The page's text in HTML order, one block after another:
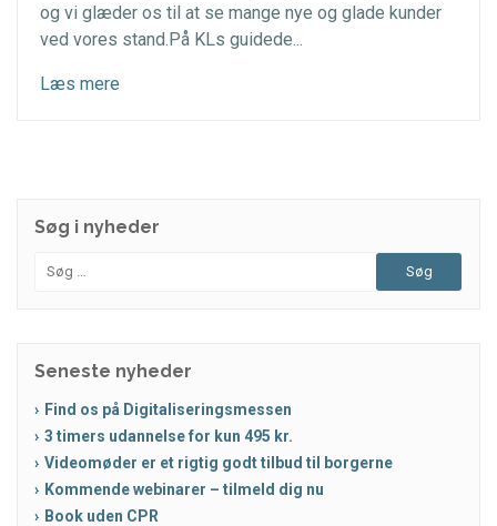
og vi glæder os til at se mange nye og glade kunder
ved vores stand.På KLs guidede...
Læs mere
Søg i nyheder
Søg
Seneste nyheder
Find os på Digitaliseringsmessen
3 timers udannelse for kun 495 kr.
Videomøder er et rigtig godt tilbud til borgerne
Kommende webinarer – tilmeld dig nu
Book uden CPR